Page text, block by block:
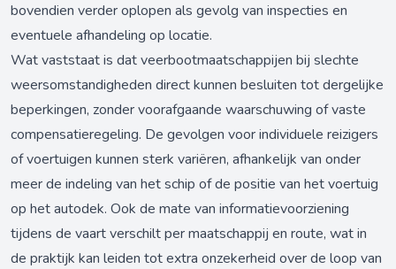
bovendien verder oplopen als gevolg van inspecties en
eventuele afhandeling op locatie.
Wat vaststaat is dat veerbootmaatschappijen bij slechte
weersomstandigheden direct kunnen besluiten tot dergelijke
beperkingen, zonder voorafgaande waarschuwing of vaste
compensatieregeling. De gevolgen voor individuele reizigers
of voertuigen kunnen sterk variëren, afhankelijk van onder
meer de indeling van het schip of de positie van het voertuig
op het autodek. Ook de mate van informatievoorziening
tijdens de vaart verschilt per maatschappij en route, wat in
de praktijk kan leiden tot extra onzekerheid over de loop van